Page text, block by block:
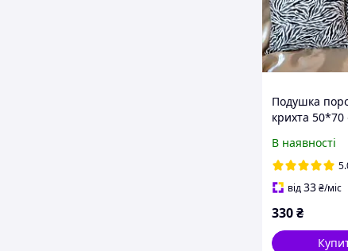
Подушка
крихта 50*70
В наявності
від33₴/міс
330₴